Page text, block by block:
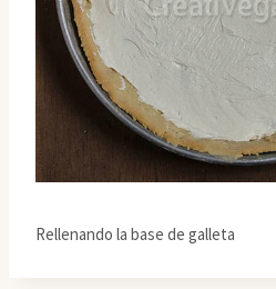
Rellenando la base de galleta